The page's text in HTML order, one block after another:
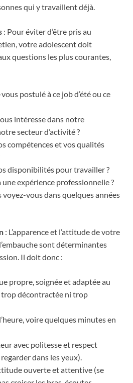
qui y travaillent déjà.
: Pour éviter d’être pris au
votre adolescent doit
questions les plus courantes,
postulé à ce job d’été ou ce
intéresse dans notre
secteur d’activité ?
compétences et vos qualités
disponibilités pour travailler ?
expérience professionnelle ?
vous dans quelques années
: L’apparence et l’attitude de votre
sont déterminantes
Il doit donc :
propre, soignée et adaptée au
trop décontractée ni trop
voire quelques minutes en
avec politesse et respect
dans les yeux).
ouverte et attentive (se